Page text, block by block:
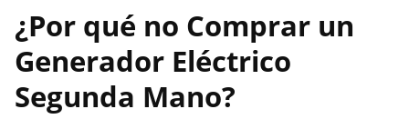
¿Por qué no Comprar un
Generador Eléctrico
Segunda Mano?